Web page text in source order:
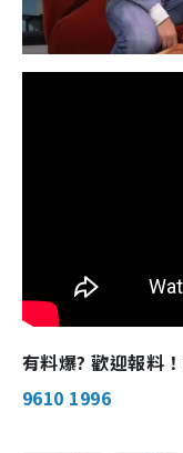
有料爆? 歡迎報料
9610 1996